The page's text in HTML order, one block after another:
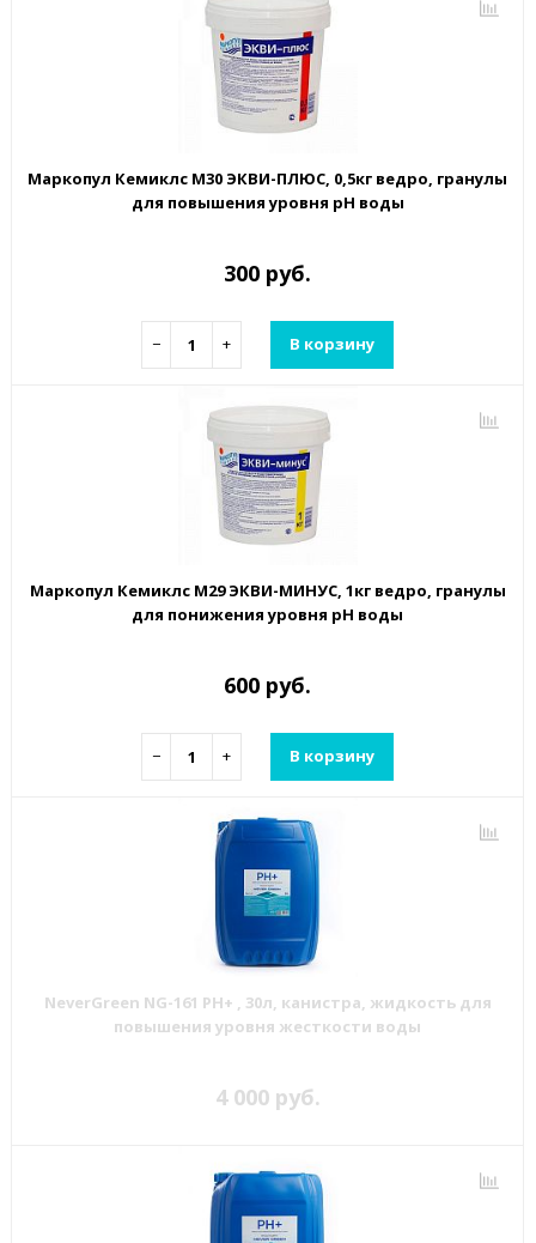
Маркопул Кемиклс М30 ЭКВИ-ПЛЮС, 0,5кг ведро, гранулы
для повышения уровня рН воды
300 руб.
− + В корзину
Маркопул Кемиклс М29 ЭКВИ-МИНУС, 1кг ведро, гранулы
для понижения уровня рН воды
600 руб.
− + В корзину
NeverGreen NG-161 РН+ , 30л, канистра, жидкость для
повышения уровня жесткости воды
4 000 руб.